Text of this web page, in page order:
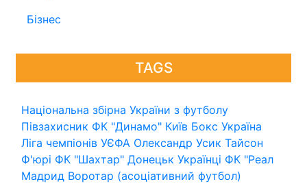
Бізнес
TAGS
Національна збірна України з футболу
Півзахисник ФК "Динамо" Київ Бокс Україна
Ліга чемпіонів УЄФА Олександр Усик Тайсон
Ф'юрі ФК "Шахтар" Донецьк Українці ФК "Реал
Мадрид Воротар (асоціативний футбол)